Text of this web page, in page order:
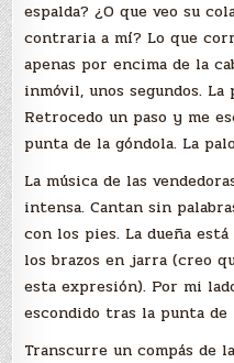
espalda? ¿O que veo su
contraria a mí? Lo que
apenas por encima de la
inmóvil, unos segundos.
Retrocedo un paso y me
punta de la góndola. La
La música de las
intensa. Cantan sin
con los pies. La dueña
los brazos en jarra (creo
esta expresión). Por mi
escondido tras la punta de
Transcurre un compás de